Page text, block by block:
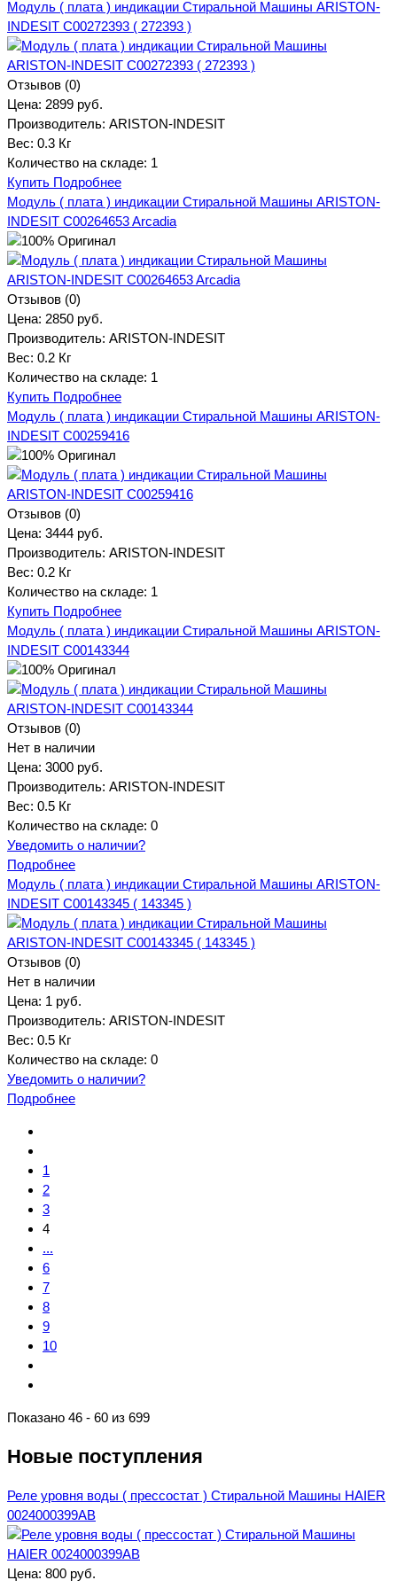
Модуль ( плата ) индикации Стиральной Машины ARISTON-
INDESIT C00272393 ( 272393 )
Отзывов (0)
Цена: 2899 руб.
Производитель: ARISTON-INDESIT
Вес: 0.3 Кг
Количество на складе: 1
Купить Подробнее
Модуль ( плата ) индикации Стиральной Машины ARISTON-
INDESIT C00264653 Arcadia
Отзывов (0)
Цена: 2850 руб.
Производитель: ARISTON-INDESIT
Вес: 0.2 Кг
Количество на складе: 1
Купить Подробнее
Модуль ( плата ) индикации Стиральной Машины ARISTON-
INDESIT C00259416
Отзывов (0)
Цена: 3444 руб.
Производитель: ARISTON-INDESIT
Вес: 0.2 Кг
Количество на складе: 1
Купить Подробнее
Модуль ( плата ) индикации Стиральной Машины ARISTON-
INDESIT C00143344
Отзывов (0)
Нет в наличии
Цена: 3000 руб.
Производитель: ARISTON-INDESIT
Вес: 0.5 Кг
Количество на складе: 0
Уведомить о наличии?
Подробнее
Модуль ( плата ) индикации Стиральной Машины ARISTON-
INDESIT C00143345 ( 143345 )
Отзывов (0)
Нет в наличии
Цена: 1 руб.
Производитель: ARISTON-INDESIT
Вес: 0.5 Кг
Количество на складе: 0
Уведомить о наличии?
Подробнее
1
2
3
4
...
6
7
8
9
10
Показано 46 - 60 из 699
Новые поступления
Реле уровня воды ( прессостат ) Стиральной Машины HAIER
0024000399AB
Цена: 800 руб.